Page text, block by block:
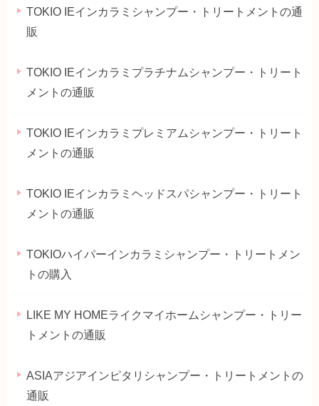
TOKIO IEインカラミシャンプー・トリートメントの通
販
TOKIO IEインカラミプラチナムシャンプー・トリート
メントの通販
TOKIO IEインカラミプレミアムシャンプー・トリート
メントの通販
TOKIO IEインカラミヘッドスパシャンプー・トリート
メントの通販
TOKIOハイパーインカラミシャンプー・トリートメン
トの購入
LIKE MY HOMEライクマイホームシャンプー・トリー
トメントの通販
ASIAアジアインピタリシャンプー・トリートメントの
通販